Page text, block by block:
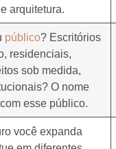
arquitetura.
público? Escritórios
residenciais,
sob medida,
O nome
esse público.
você expanda